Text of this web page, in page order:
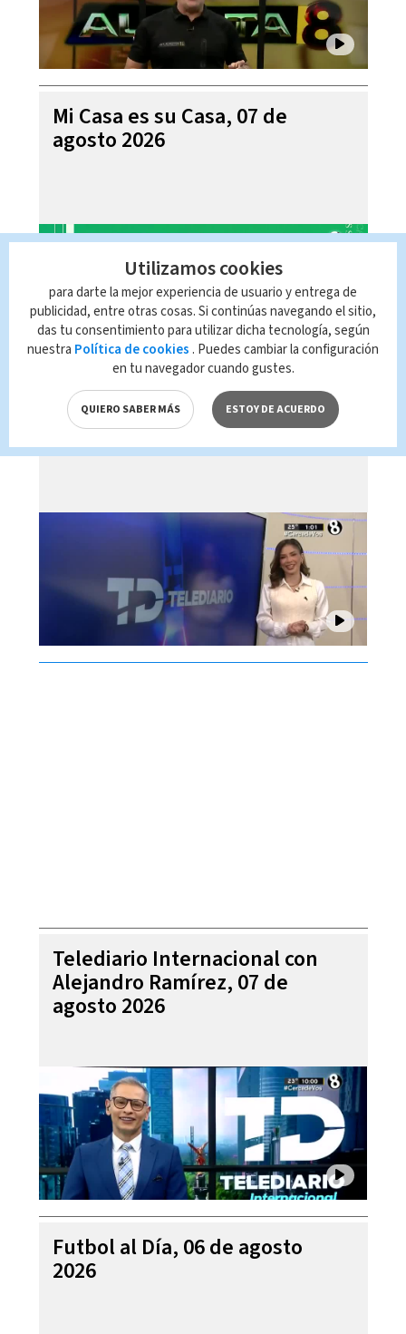
Mi Casa es su Casa, 07 de
agosto 2026
Telediario En Directo con Paula
Brenes, 07 de agosto 2026
Telediario Internacional con
Alejandro Ramírez, 07 de
agosto 2026
Futbol al Día, 06 de agosto
2026
Utilizamos cookies
para darte la mejor experiencia de usuario y entrega de
publicidad, entre otras cosas. Si continúas navegando el sitio,
das tu consentimiento para utilizar dicha tecnología, según
nuestra Política de cookies . Puedes cambiar la configuración
en tu navegador cuando gustes.
QUIERO SABER MÁS ESTOY DE ACUERDO